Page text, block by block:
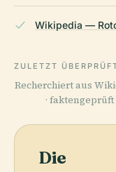
Wikipedia —
ZULETZT
Recherchiert aus
· faktengeprüft
Die